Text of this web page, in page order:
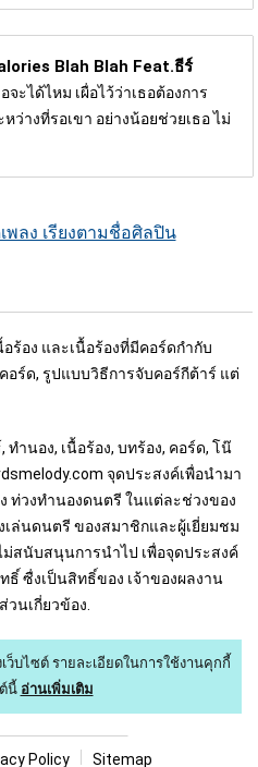
Blah Blah Feat.ธีร์
ะได้ไหม เผื่อไว้ว่าเธอต้องการ
ว่างที่รอเขา อย่างน้อยช่วยเธอ ไม่
พลง เรียงตามชื่อศิลปิน
อร้อง และเนื้อร้องที่มีคอร์ดกำกับ
อร์ด, รูปแบบวิธีการจับคอร์กีต้าร์ แต่
ำนอง, เนื้อร้อง, บทร้อง, คอร์ด, โน๊
จุดประสงค์เพื่อนำมา
ท่วงทำนองดนตรี ในแต่ละช่วงของ
เล่นดนตรี ของสมาชิกและผู้เยี่ยมชม
ม่สนับสนุนการนำไป เพื่อจุดประสงค์
ซื่งเป็นสิทธิ์ของ เจ้าของผลงาน
นเกี่ยวข้อง.
ว็บไซต์ รายละเอียดในการใช้งานคุกกี้
นี้ อ่านเพิ่มเติม
Policy Sitemap